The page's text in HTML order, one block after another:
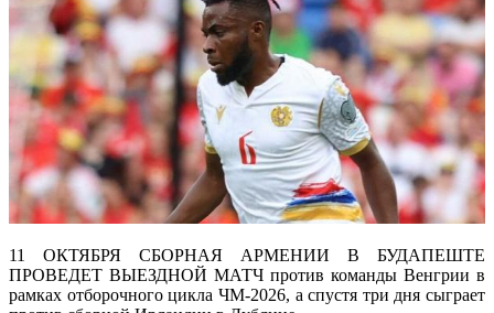
11 ОКТЯБРЯ СБОРНАЯ АРМЕНИИ В БУДАПЕШТЕ
ПРОВЕДЕТ ВЫЕЗДНОЙ МАТЧ против команды Венгрии в
рамках отборочного цикла ЧМ-2026, а спустя три дня сыграет